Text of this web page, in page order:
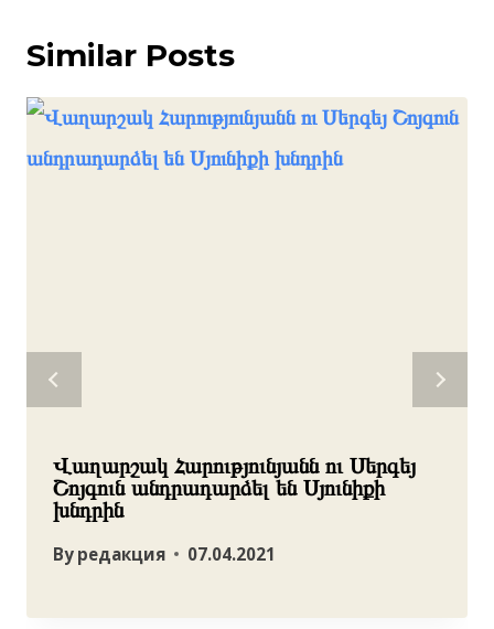
Similar Posts
Վաղարշակ Հարությունյանն ու Սերգեյ
Շոյգուն անդրադարձել են Սյունիքի
խնդրին
By редакция 07.04.2021